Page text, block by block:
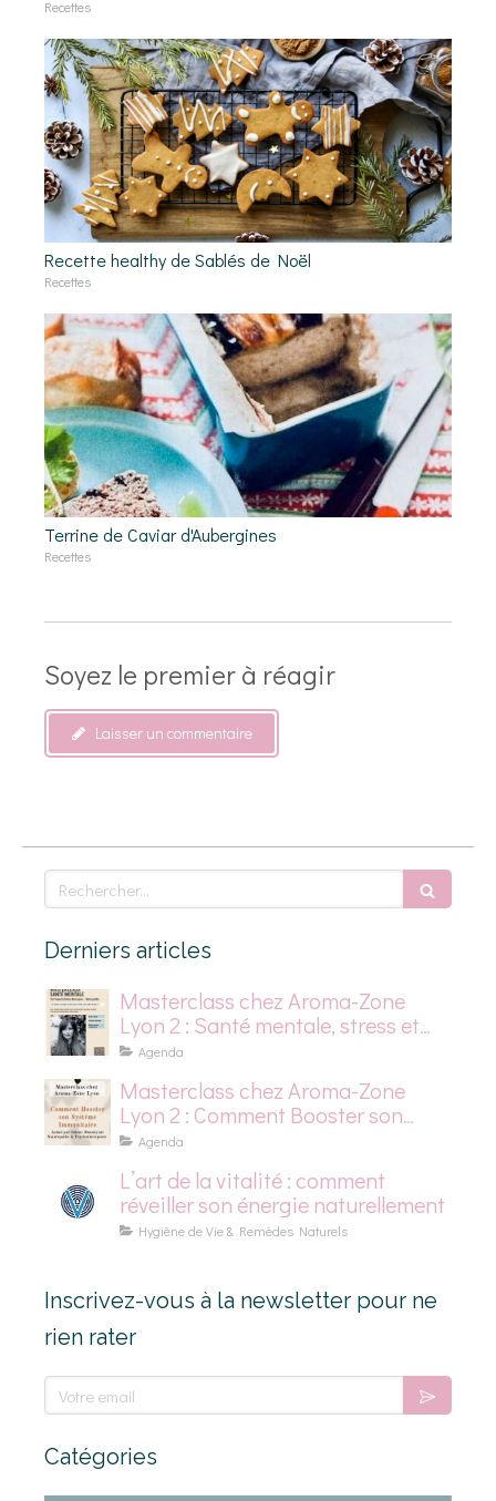
Recettes
Recette healthy de Sablés de Noël
Recettes
Terrine de Caviar d'Aubergines
Recettes
Soyez le premier à réagir
Laisser un commentaire
Rechercher
Derniers articles
Masterclass chez Aroma-Zone
Lyon 2 : Santé mentale, stress et
dépression saisonnière
Agenda
Masterclass chez Aroma-Zone
Lyon 2 : Comment Booster son
Système Immunitaire
Agenda
L’art de la vitalité : comment
réveiller son énergie naturellement
Hygiène de Vie & Remèdes Naturels
Inscrivez-vous à la newsletter pour ne
rien rater
Votre email
Catégories